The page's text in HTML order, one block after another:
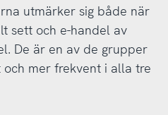
utmärker sig både när
sett och e-handel av
De är en av de grupper
mer frekvent i alla tre